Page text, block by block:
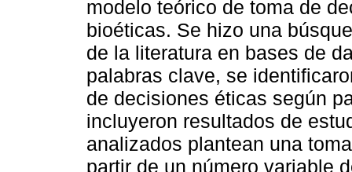
modelo teórico de toma de
bioéticas. Se hizo una
de la literatura en bases de
palabras clave, se
de decisiones éticas según
incluyeron resultados de
analizados plantean una
partir de un número variable